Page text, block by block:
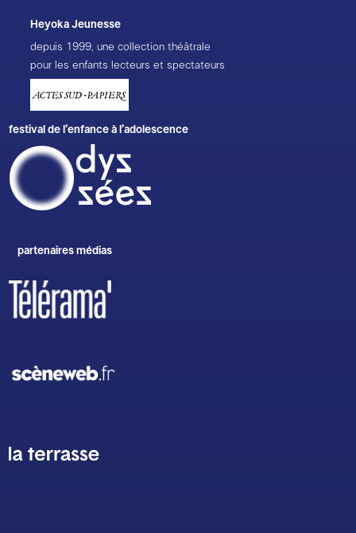
Heyoka Jeunesse
depuis 1999, une collection théâtrale
pour les enfants lecteurs et spectateurs
festival de l’enfance à l’adolescence
partenaires médias